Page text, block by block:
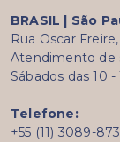
BRASIL | São
Rua Oscar
Atendimento de
Sábados das 10 -
Telefone:
+55 (11) 3089-